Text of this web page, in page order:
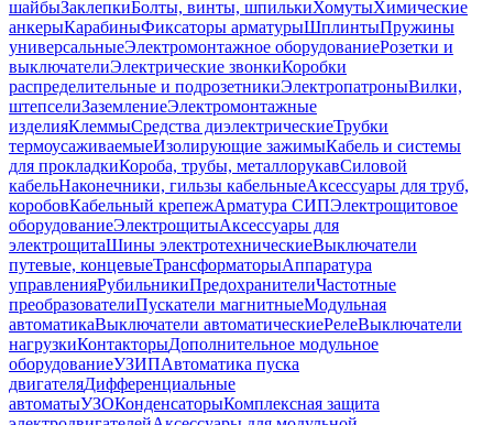
шайбыЗаклепкиБолты, винты, шпилькиХомутыХимические
анкерыКарабиныФиксаторы арматурыШплинтыПружины
универсальныеЭлектромонтажное оборудованиеРозетки и
выключателиЭлектрические звонкиКоробки
распределительные и подрозетникиЭлектропатроныВилки,
штепселиЗаземлениеЭлектромонтажные
изделияКлеммыСредства диэлектрическиеТрубки
термоусаживаемыеИзолирующие зажимыКабель и системы
для прокладкиКороба, трубы, металлорукавСиловой
кабельНаконечники, гильзы кабельныеАксессуары для труб,
коробовКабельный крепежАрматура СИПЭлектрощитовое
оборудованиеЭлектрощитыАксессуары для
электрощитаШины электротехническиеВыключатели
путевые, концевыеТрансформаторыАппаратура
управленияРубильникиПредохранителиЧастотные
преобразователиПускатели магнитныеМодульная
автоматикаВыключатели автоматическиеРелеВыключатели
нагрузкиКонтакторыДополнительное модульное
оборудованиеУЗИПАвтоматика пуска
двигателяДифференциальные
автоматыУЗОКонденсаторыКомплексная защита